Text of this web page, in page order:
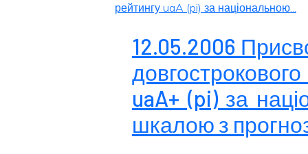
рейтингу uaA (pi) за національною...
12.05.2006
uaA+ (pi) за
шкалою з